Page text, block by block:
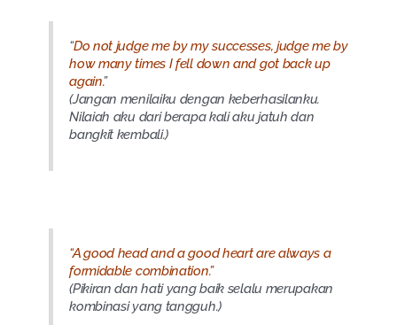
“Do not judge me by my successes, judge me by
how many times I fell down and got back up
again.”
(Jangan menilaiku dengan keberhasilanku.
Nilaiah aku dari berapa kali aku jatuh dan
bangkit kembali.)
“A good head and a good heart are always a
formidable combination.”
(Pikiran dan hati yang baik selalu merupakan
kombinasi yang tangguh.)